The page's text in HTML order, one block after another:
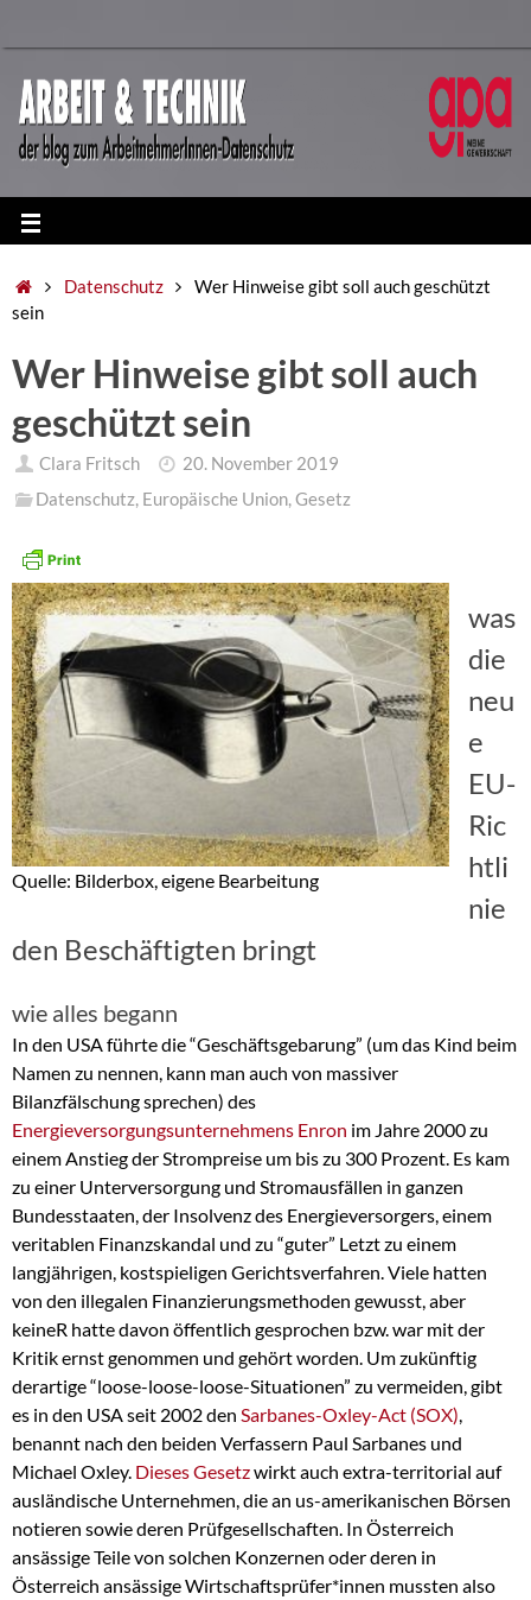
Datenschutz
Wer Hinweise gibt soll auch geschützt
sein
Wer Hinweise gibt soll auch
geschützt sein
Clara Fritsch
20. November 2019
Datenschutz, Europäische Union,Gesetz
Quelle: Bilderbox, eigene Bearbeitung
was
die
neu
e
EU-
Ric
htli
nie
den Beschäftigten bringt
wie alles begann
In den USA führte die “Geschäftsgebarung” (um das Kind beim
Namen zu nennen, kann man auch von massiver
Bilanzfälschung sprechen) des
Energieversorgungsunternehmens Enron im Jahre 2000 zu
einem Anstieg der Strompreise um bis zu 300 Prozent. Es kam
zu einer Unterversorgung und Stromausfällen in ganzen
Bundesstaaten, der Insolvenz des Energieversorgers, einem
veritablen Finanzskandal und zu “guter” Letzt zu einem
langjährigen, kostspieligen Gerichtsverfahren. Viele hatten
von den illegalen Finanzierungsmethoden gewusst, aber
keineR hatte davon öffentlich gesprochen bzw. war mit der
Kritik ernst genommen und gehört worden. Um zukünftig
derartige “loose-loose-loose-Situationen” zu vermeiden, gibt
es in den USA seit 2002 den Sarbanes-Oxley-Act (SOX),
benannt nach den beiden Verfassern Paul Sarbanes und
Michael Oxley. Dieses Gesetzwirkt auch extra-territorial auf
ausländische Unternehmen, die an us-amerikanischen Börsen
notieren sowie deren Prüfgesellschaften. In Österreich
ansässige Teile von solchen Konzernen oder deren in
Österreich ansässige Wirtschaftsprüfer*innen mussten also